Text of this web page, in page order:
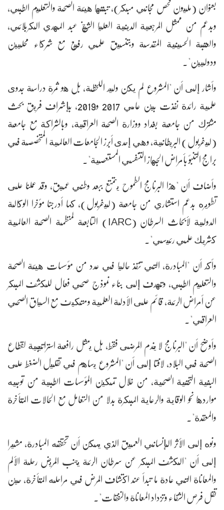
بعنوان (مليون فحص مجاني مبكر)، تبنتها هيئة الصحة والتعليم الطبي،
وبدعم من ممثل المرجعية الدينية العليا الشيخ عبد المهدي الكربلائي،
والعتبة الحسينية المقدسة وبتنسيق علمي رفيع مع شركاء محليين
ودوليين".
وأشار إلى أن "المشروع لم يكن وليد اللحظة، بل هو ثمرة دراسة جدوى
علمية رائدة نفذت بين عامي 2017 و2019، بإشراف فريق بحث
مشترك من جامعة بغداد ووزارة الصحة العراقية، وبالشراكة مع جامعة
(ليفربول) البريطانية، وهي إحدى أبرز الجامعات العالمية المتخصصة في
برامج التنبؤ بأمراض الجهاز التنفسي المستعصية".
وأضاف أن "هذا البرنامج الطموح يتمتع ببعد وطني عميق، وقد عملنا على
تطويره بدعم استشاري من جامعة (ليفربول)، كما أدرجنا مؤخرا الوكالة
الدولية لأبحاث السرطان (IARC) التابعة لمنظمة الصحة العالمية
كشريك علمي رئيسي".
وأكد أن "المبادرة، التي تنفذ حاليا في عدد من مؤسسات هيئة الصحة
والتعليم الطبي، وتهدف إلى بناء نموذج صحي فعال للكشف المبكر
عن أمراض الرئة، قائم على الأدلة العلمية ومتكيف مع السياق الصحي
العراقي".
وأوضح أن "البرنامج لا يخدم المرضى فقط، بل يمثل رافعة استراتيجية لقطاع
الصحة في البلاد، لافتا إلى أن "المشروع يساهم في تقليل الضغط على
البنية التحتية الصحية، من خلال تمكين المؤسسات الطبية من توجيه
مواردها نحو الوقاية والرعاية المبكرة بدلا من التعامل مع الحالات المتأخرة
والمعقدة".
ونوه إلى الأثر الإنساني العميق الذي يمكن أن تحققه المبادرة، مشيرا
إلى أن "الكشف المبكر عن سرطان الرئة يجنب المريض رحلة الألم
والمعاناة التي عادة ما تبدأ عند اكتشاف المرض في مراحله المتأخرة، حين
تقل فرص الشفاء وتزداد المعاناة والنفقات".